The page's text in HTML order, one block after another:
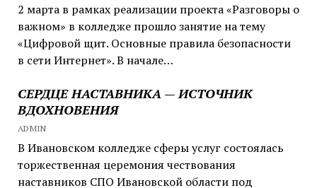
2 марта в рамках реализации проекта «Разговоры о
важном» в колледже прошло занятие на тему
«Цифровой щит. Основные правила безопасности
в сети Интернет». В начале…
СЕРДЦЕ НАСТАВНИКА — ИСТОЧНИК
ВДОХНОВЕНИЯ
ADMIN
В Ивановском колледже сферы услуг состоялась
торжественная церемония чествования
наставников СПО Ивановской области под